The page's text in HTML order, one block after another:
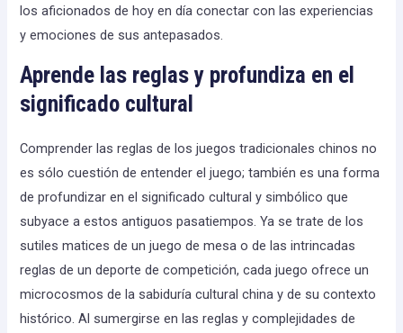
los aficionados de hoy en día conectar con las experiencias
y emociones de sus antepasados.
Aprende las reglas y profundiza en el
significado cultural
Comprender las reglas de los juegos tradicionales chinos no
es sólo cuestión de entender el juego; también es una forma
de profundizar en el significado cultural y simbólico que
subyace a estos antiguos pasatiempos. Ya se trate de los
sutiles matices de un juego de mesa o de las intrincadas
reglas de un deporte de competición, cada juego ofrece un
microcosmos de la sabiduría cultural china y de su contexto
histórico. Al sumergirse en las reglas y complejidades de